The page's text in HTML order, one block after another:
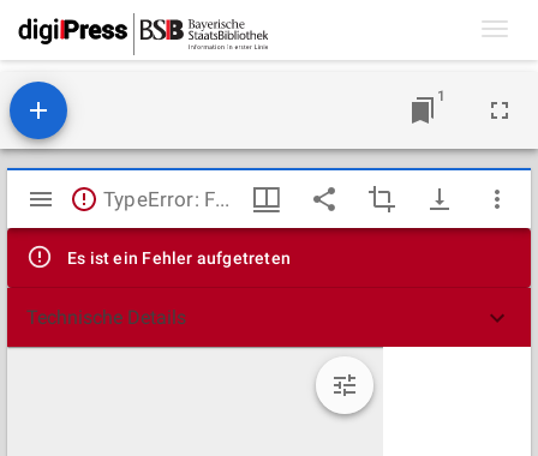
1
Mirador
Viewer
TypeError: Failed to fetch
Es ist ein Fehler aufgetreten
Technische Details